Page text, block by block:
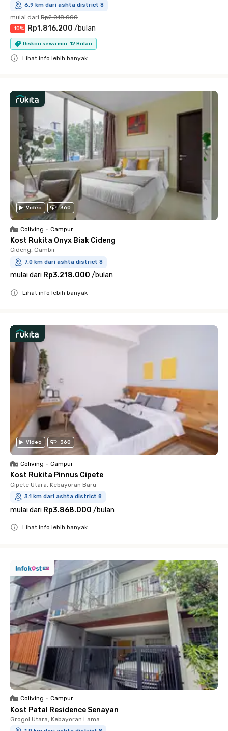
6.9 km dari ashta district 8
mulai dari Rp2.018.000
-10% Rp1.816.200 /bulan
Diskon sewa min. 12 Bulan
Lihat info lebih banyak
Video 360
Coliving • Campur
Kost Rukita Onyx Biak Cideng
Cideng, Gambir
7.0 km dari ashta district 8
mulai dari Rp3.218.000 /bulan
Lihat info lebih banyak
Video 360
Coliving • Campur
Kost Rukita Pinnus Cipete
Cipete Utara, Kebayoran Baru
3.1 km dari ashta district 8
mulai dari Rp3.868.000 /bulan
Lihat info lebih banyak
Coliving • Campur
Kost Patal Residence Senayan
Grogol Utara, Kebayoran Lama